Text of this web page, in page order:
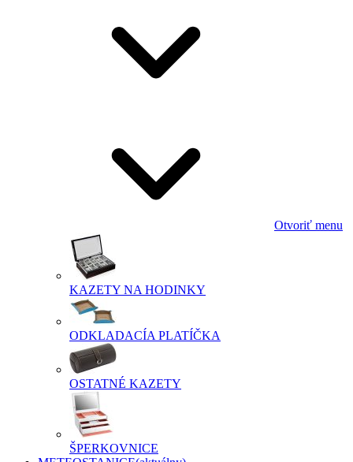
Otvoriť menu
KAZETY NA HODINKY
ODKLADACÍA PLATÍČKA
OSTATNÉ KAZETY
ŠPERKOVNICE